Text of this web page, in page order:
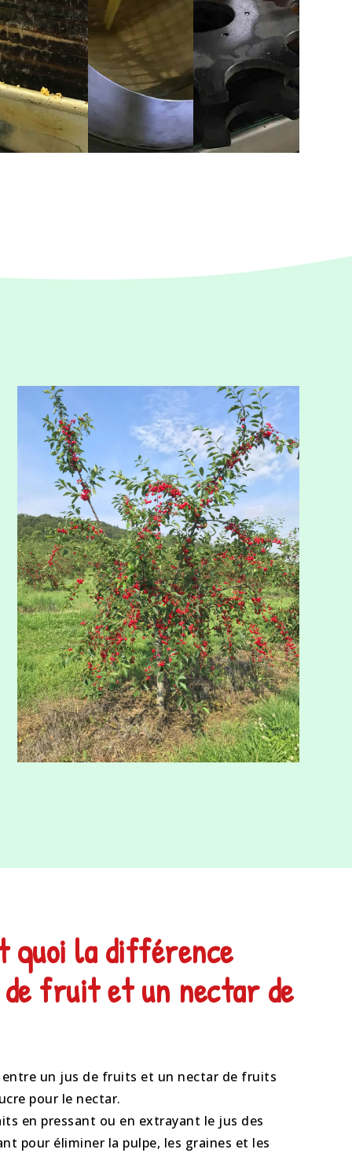
quoi la différence
fruit et un nectar de
un jus de fruits et un nectar de fruits
pour le nectar.
en pressant ou en extrayant le jus des
pour éliminer la pulpe, les graines et les